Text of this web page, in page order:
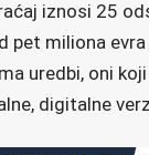
iznosi 25
pet miliona
uredbi, oni
digitalne